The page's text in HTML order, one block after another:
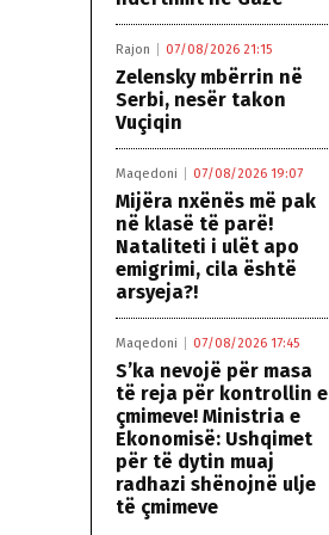
Rajon 07/08/2026 21:15
Zelensky mbërrin në
Serbi, nesër takon
Vuçiqin
Maqedoni 07/08/2026 19:07
Mijëra nxënës më pak
në klasë të parë!
Nataliteti i ulët apo
emigrimi, cila është
arsyeja?!
Maqedoni 07/08/2026 17:45
S’ka nevojë për masa
të reja për kontrollin e
çmimeve! Ministria e
Ekonomisë: Ushqimet
për të dytin muaj
radhazi shënojnë ulje
të çmimeve